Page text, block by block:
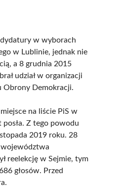
w wyborach
w Lublinie, jednak nie
a 8 grudnia 2015
udział w organizacji
Obrony Demokracji.
na liście PiS w
Z tego powodu
2019 roku. 28
województwa
reelekcję w Sejmie, tym
głosów. Przed